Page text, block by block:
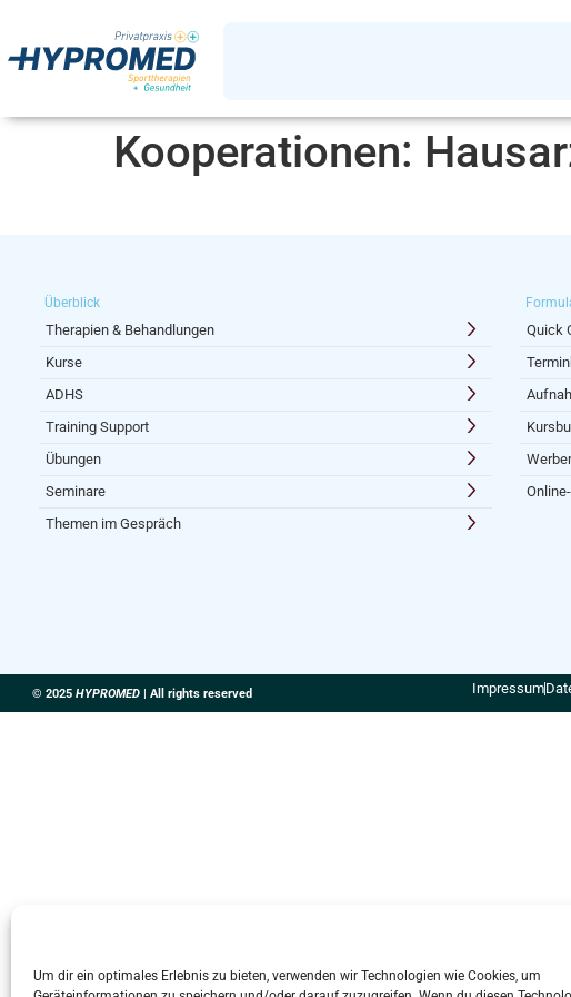
Um dir ein optimales Erlebnis zu bieten, verwenden wir Technologien wie Cookies, um
Kooperationen:
Überblick
Therapien & Behandlungen
Kurse
ADHS
Training Support
Übungen
Seminare
Themen im Gespräch
Quick
© 2025 HYPROMED | All rights reserved Impressum